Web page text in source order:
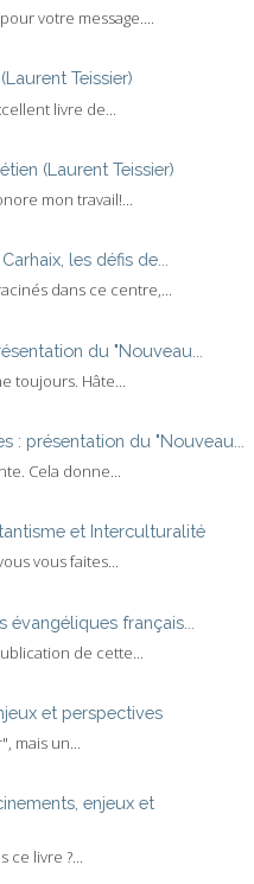
votre message....
Teissier)
livre de...
(Laurent Teissier)
mon travail!...
les défis de...
dans ce centre,...
du "Nouveau...
toujours. Hâte...
: présentation du "Nouveau...
Cela donne...
et Interculturalité
vous faites...
français...
de cette...
et perspectives
mais un...
enjeux et
livre ?...